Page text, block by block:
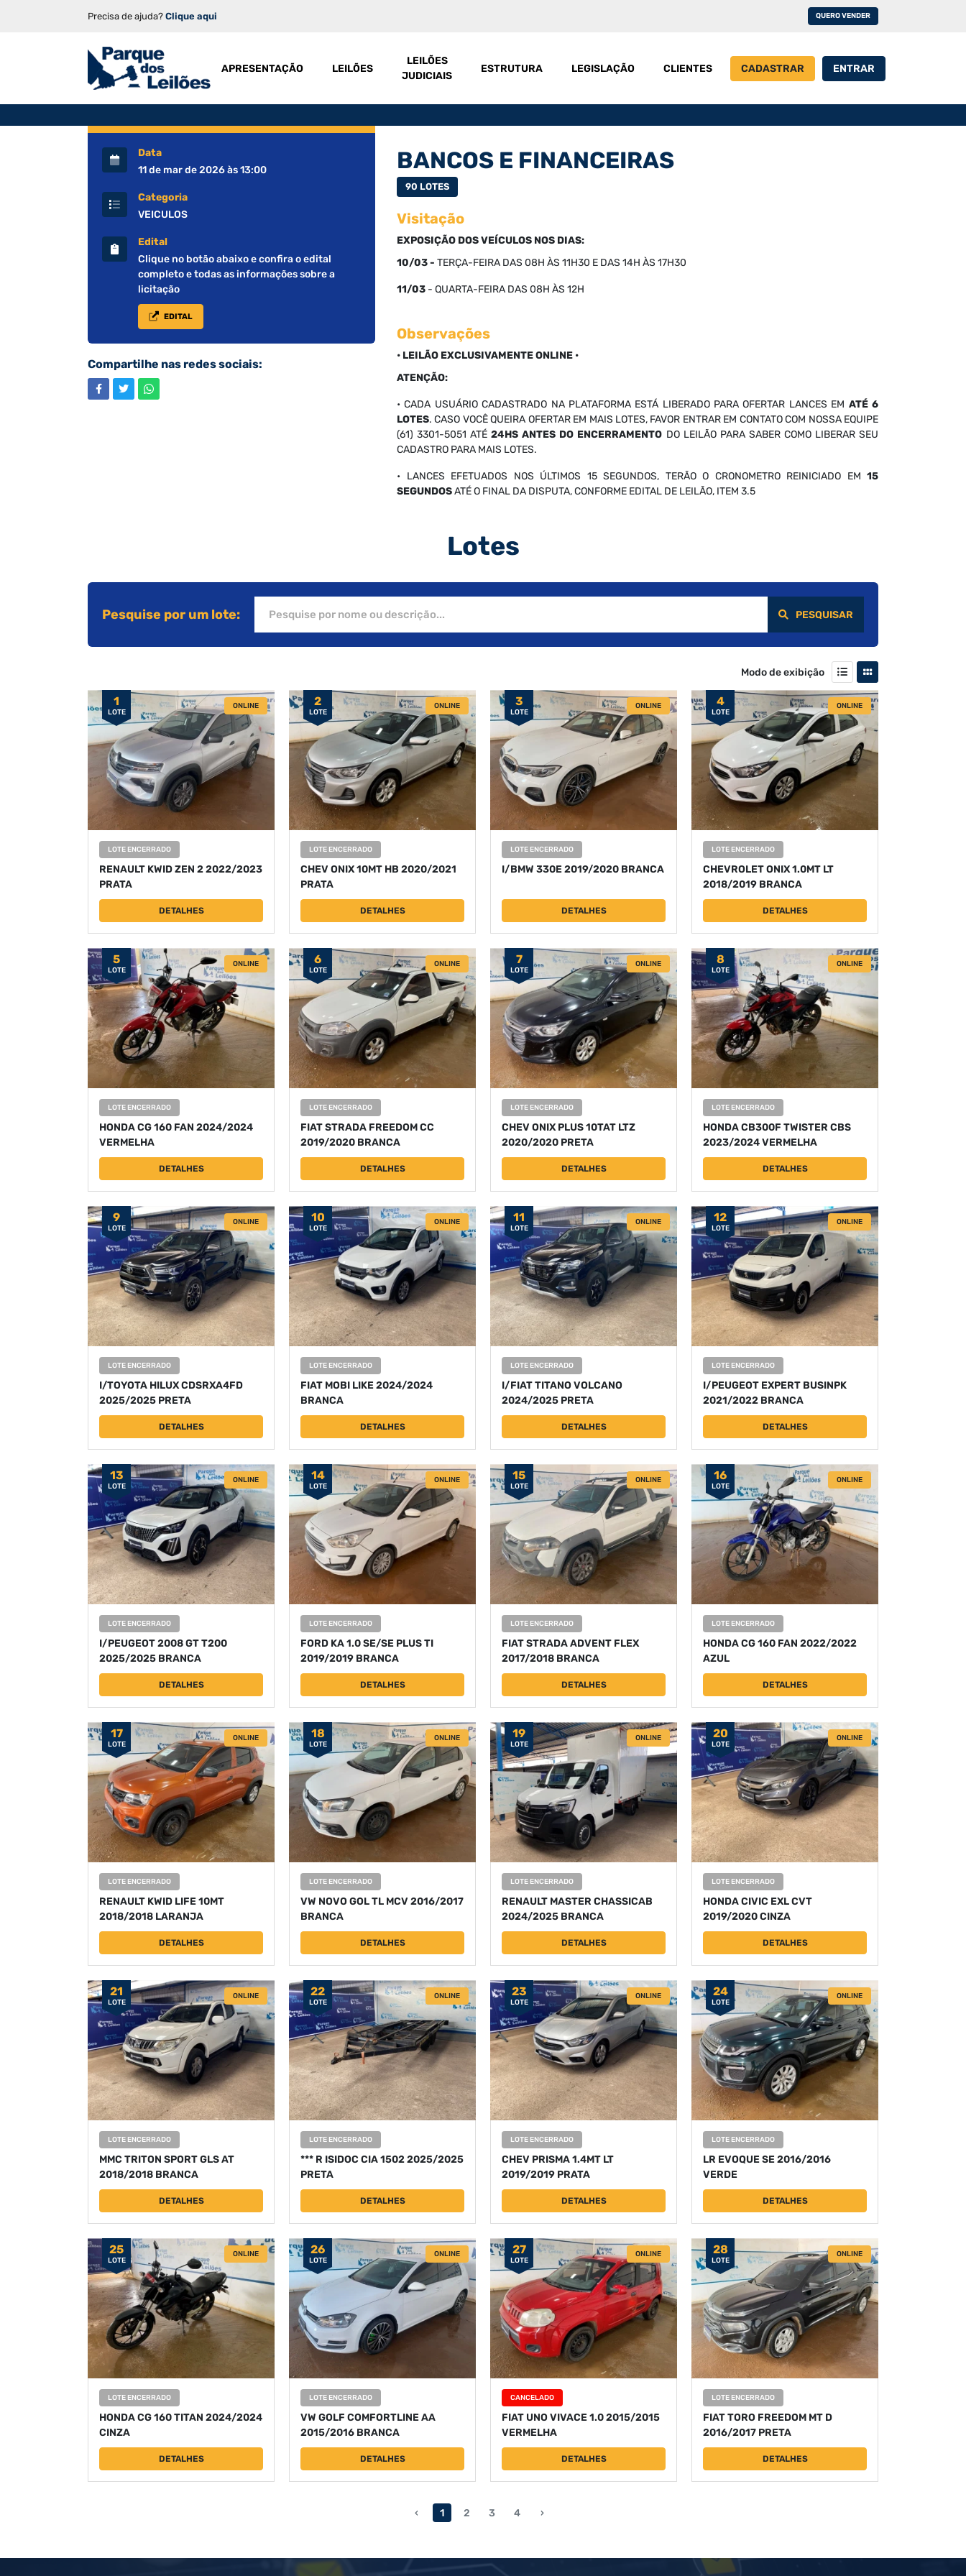
Precisa de ajuda? Clique aqui QUERO VENDER
APRESENTAÇÃO LEILÕES
LEILÕES
JUDICIAIS
ESTRUTURA LEGISLAÇÃO CLIENTES CADASTRAR ENTRAR
Data
11 de mar de 2026 às 13:00
Categoria
VEICULOS
Edital
Clique no botão abaixo e confira o edital
completo e todas as informações sobre a
licitação
EDITAL
Compartilhe nas redes sociais:
BANCOS E FINANCEIRAS
90 LOTES
Visitação
EXPOSIÇÃO DOS VEÍCULOS NOS DIAS:
10/03 - TERÇA-FEIRA DAS 08H ÀS 11H30 E DAS 14H ÀS 17H30
11/03 - QUARTA-FEIRA DAS 08H ÀS 12H
Observações
• LEILÃO EXCLUSIVAMENTE ONLINE •
ATENÇÃO:
• CADA USUÁRIO CADASTRADO NA PLATAFORMA ESTÁ LIBERADO PARA OFERTAR LANCES EM ATÉ 6
LOTES. CASO VOCÊ QUEIRA OFERTAR EM MAIS LOTES, FAVOR ENTRAR EM CONTATO COM NOSSA EQUIPE
(61) 3301-5051 ATÉ24HS ANTES DO ENCERRAMENTO DO LEILÃO PARA SABER COMO LIBERAR SEU
CADASTRO PARA MAIS LOTES.
• LANCES EFETUADOS NOS ÚLTIMOS 15 SEGUNDOS, TERÃO O CRONOMETRO REINICIADO EM 15
SEGUNDOSATÉ O FINAL DA DISPUTA, CONFORME EDITAL DE LEILÃO, ITEM 3.5
Lotes
Pesquise por um lote: PESQUISAR
Modo de exibição
1
LOTE
ONLINE
LOTE ENCERRADO
RENAULT KWID ZEN 2 2022/2023
PRATA
DETALHES
2
LOTE
ONLINE
LOTE ENCERRADO
CHEV ONIX 10MT HB 2020/2021
PRATA
DETALHES
3
LOTE
ONLINE
LOTE ENCERRADO
I/BMW 330E 2019/2020 BRANCA
DETALHES
4
LOTE
ONLINE
LOTE ENCERRADO
CHEVROLET ONIX 1.0MT LT
2018/2019 BRANCA
DETALHES
5
LOTE
ONLINE
LOTE ENCERRADO
HONDA CG 160 FAN 2024/2024
VERMELHA
DETALHES
6
LOTE
ONLINE
LOTE ENCERRADO
FIAT STRADA FREEDOM CC
2019/2020 BRANCA
DETALHES
7
LOTE
ONLINE
LOTE ENCERRADO
CHEV ONIX PLUS 10TAT LTZ
2020/2020 PRETA
DETALHES
8
LOTE
ONLINE
LOTE ENCERRADO
HONDA CB300F TWISTER CBS
2023/2024 VERMELHA
DETALHES
9
LOTE
ONLINE
LOTE ENCERRADO
I/TOYOTA HILUX CDSRXA4FD
2025/2025 PRETA
DETALHES
10
LOTE
ONLINE
LOTE ENCERRADO
FIAT MOBI LIKE 2024/2024
BRANCA
DETALHES
11
LOTE
ONLINE
LOTE ENCERRADO
I/FIAT TITANO VOLCANO
2024/2025 PRETA
DETALHES
12
LOTE
ONLINE
LOTE ENCERRADO
I/PEUGEOT EXPERT BUSINPK
2021/2022 BRANCA
DETALHES
13
LOTE
ONLINE
LOTE ENCERRADO
I/PEUGEOT 2008 GT T200
2025/2025 BRANCA
DETALHES
14
LOTE
ONLINE
LOTE ENCERRADO
FORD KA 1.0 SE/SE PLUS TI
2019/2019 BRANCA
DETALHES
15
LOTE
ONLINE
LOTE ENCERRADO
FIAT STRADA ADVENT FLEX
2017/2018 BRANCA
DETALHES
16
LOTE
ONLINE
LOTE ENCERRADO
HONDA CG 160 FAN 2022/2022
AZUL
DETALHES
17
LOTE
ONLINE
LOTE ENCERRADO
RENAULT KWID LIFE 10MT
2018/2018 LARANJA
DETALHES
18
LOTE
ONLINE
LOTE ENCERRADO
VW NOVO GOL TL MCV 2016/2017
BRANCA
DETALHES
19
LOTE
ONLINE
LOTE ENCERRADO
RENAULT MASTER CHASSICAB
2024/2025 BRANCA
DETALHES
20
LOTE
ONLINE
LOTE ENCERRADO
HONDA CIVIC EXL CVT
2019/2020 CINZA
DETALHES
21
LOTE
ONLINE
LOTE ENCERRADO
MMC TRITON SPORT GLS AT
2018/2018 BRANCA
DETALHES
22
LOTE
ONLINE
LOTE ENCERRADO
*** R ISIDOC CIA 1502 2025/2025
PRETA
DETALHES
23
LOTE
ONLINE
LOTE ENCERRADO
CHEV PRISMA 1.4MT LT
2019/2019 PRATA
DETALHES
24
LOTE
ONLINE
LOTE ENCERRADO
LR EVOQUE SE 2016/2016
VERDE
DETALHES
25
LOTE
ONLINE
LOTE ENCERRADO
HONDA CG 160 TITAN 2024/2024
CINZA
DETALHES
26
LOTE
ONLINE
LOTE ENCERRADO
VW GOLF COMFORTLINE AA
2015/2016 BRANCA
DETALHES
27
LOTE
ONLINE
CANCELADO
FIAT UNO VIVACE 1.0 2015/2015
VERMELHA
DETALHES
28
LOTE
ONLINE
LOTE ENCERRADO
FIAT TORO FREEDOM MT D
2016/2017 PRETA
DETALHES
‹ 1 2 3 4 ›